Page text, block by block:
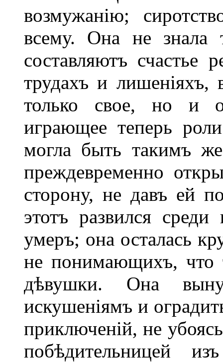
возмужанію;
всему. Она не знала
составляютъ счастье
трудахъ и лишеніяхъ,
только свое, но и
играющее теперь
могла быть такимъ
преждевременно
сторону, не давъ ей
этотъ развился
умеръ; она осталась
не понимающихъ, что
дѣвушки. Она
искушеніямъ и
приключеній, не
побѣдительницей